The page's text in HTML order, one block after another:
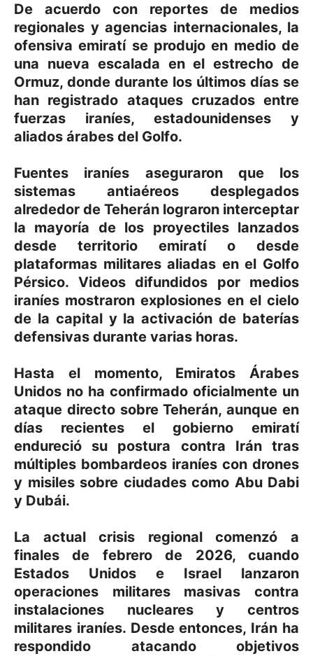
De acuerdo con reportes de medios
regionales y agencias internacionales, la
ofensiva emiratí se produjo en medio de
una nueva escalada en el estrecho de
Ormuz, donde durante los últimos días se
han registrado ataques cruzados entre
fuerzas iraníes, estadounidenses y
aliados árabes del Golfo.
Fuentes iraníes aseguraron que los
sistemas antiaéreos desplegados
alrededor de Teherán lograron interceptar
la mayoría de los proyectiles lanzados
desde territorio emiratí o desde
plataformas militares aliadas en el Golfo
Pérsico. Videos difundidos por medios
iraníes mostraron explosiones en el cielo
de la capital y la activación de baterías
defensivas durante varias horas.
Hasta el momento, Emiratos Árabes
Unidos no ha confirmado oficialmente un
ataque directo sobre Teherán, aunque en
días recientes el gobierno emiratí
endureció su postura contra Irán tras
múltiples bombardeos iraníes con drones
y misiles sobre ciudades como Abu Dabi
y Dubái.
La actual crisis regional comenzó a
finales de febrero de 2026, cuando
Estados Unidos e Israel lanzaron
operaciones militares masivas contra
instalaciones nucleares y centros
militares iraníes. Desde entonces, Irán ha
respondido atacando objetivos